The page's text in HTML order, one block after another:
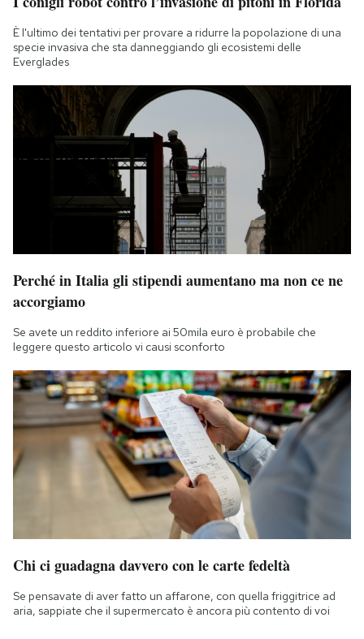
È l'ultimo dei tentativi per provare a ridurre la popolazione di una
specie invasiva che sta danneggiando gli ecosistemi delle
Everglades
Perché in Italia gli stipendi aumentano ma non ce ne
accorgiamo
Se avete un reddito inferiore ai 50mila euro è probabile che
leggere questo articolo vi causi sconforto
Chi ci guadagna davvero con le carte fedeltà
Se pensavate di aver fatto un affarone, con quella friggitrice ad
aria, sappiate che il supermercato è ancora più contento di voi